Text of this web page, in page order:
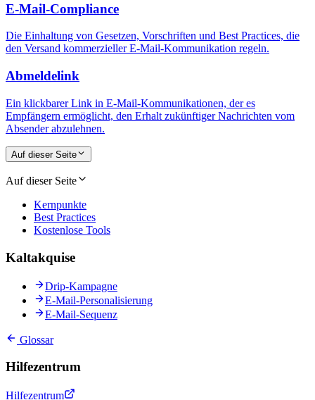
E-Mail-Compliance
Die Einhaltung von Gesetzen, Vorschriften und Best Practices, die
den Versand kommerzieller E-Mail-Kommunikation regeln.
Abmeldelink
Ein klickbarer Link in E-Mail-Kommunikationen, der es
Empfängern ermöglicht, den Erhalt zukünftiger Nachrichten vom
Absender abzulehnen.
Auf dieser Seite
Auf dieser Seite
Kernpunkte
Best Practices
Kostenlose Tools
Kaltakquise
Drip-Kampagne
E-Mail-Personalisierung
E-Mail-Sequenz
Glossar
Hilfezentrum
Hilfezentrum